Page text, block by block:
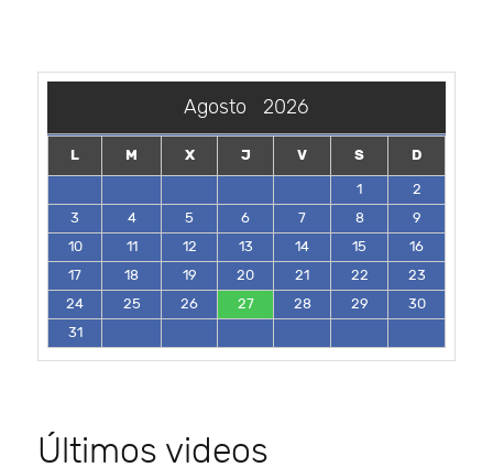
Agosto 2026
L M X J V S
D
1
2
3
4 5 6 7 8
9
10
11 12 13 14 15
16
17
18 19 20 21 22
23
24
25 26 27 28 29
30
31
Últimos videos